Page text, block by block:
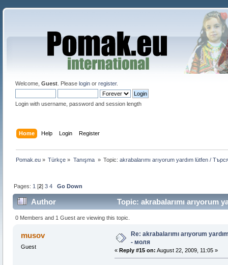
Welcome, Guest. Please loginor register.
Login with username, password and session length
Home Help Login Register
Pomak.eu » Türkçe » Tanışma » Topic:akrabalarımı arıyorum yardım lütfen /
Pages: 1 [2]3 4 Go Down
Author Topic: akrabalarımı arıyorum
0 Members and 1 Guest are viewing this topic.
musov
Guest
Re: akrabalarımı arıyorum
- моля
« Reply #15 on: August 22, 2009, 11:05 »